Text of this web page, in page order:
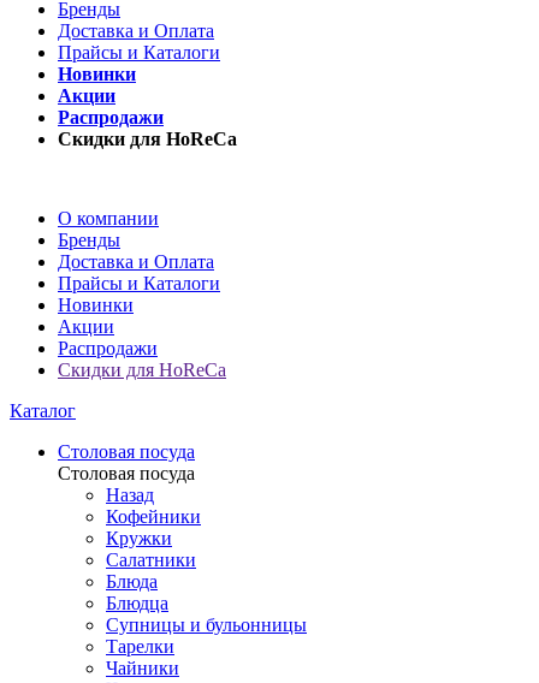
Бренды
Доставка и Оплата
Прайсы и Каталоги
Новинки
Акции
Распродажи
Скидки для HoReCa
О компании
Бренды
Доставка и Оплата
Прайсы и Каталоги
Новинки
Акции
Распродажи
Скидки для HoReCa
Каталог
Столовая посуда
Столовая посуда
Назад
Кофейники
Кружки
Салатники
Блюда
Блюдца
Супницы и бульонницы
Тарелки
Чайники